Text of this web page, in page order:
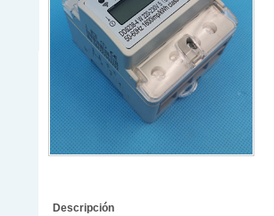
Descripción